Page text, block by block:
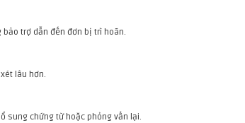
trợ dẫn đến đơn bị trì hoãn.
lâu hơn.
sung chứng từ hoặc phỏng vấn lại.